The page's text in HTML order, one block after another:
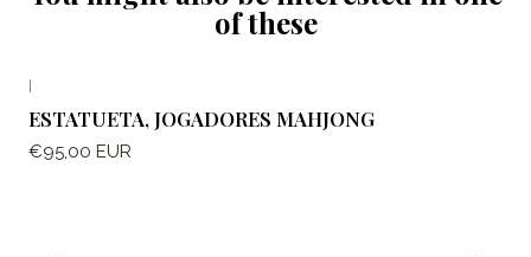
of these
|
ESTATUETA, JOGADORES MAHJONG
€95,00 EUR